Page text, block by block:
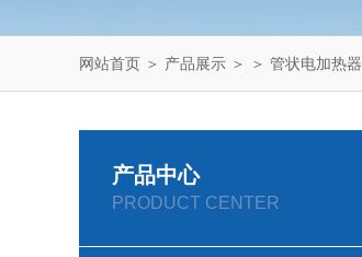
网站首页 ＞ 产品展示 ＞ ＞ 管状电加热器
产品中心
PRODUCT CENTER